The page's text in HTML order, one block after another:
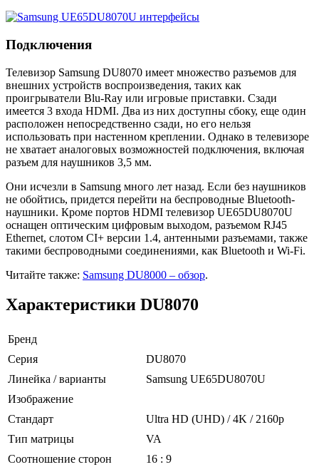
Подключения
Телевизор Samsung DU8070 имеет множество разъемов для
внешних устройств воспроизведения, таких как
проигрыватели Blu-Ray или игровые приставки. Сзади
имеется 3 входа HDMI. Два из них доступны сбоку, еще один
расположен непосредственно сзади, но его нельзя
использовать при настенном креплении. Однако в телевизоре
не хватает аналоговых возможностей подключения, включая
разъем для наушников 3,5 мм.
Они исчезли в Samsung много лет назад. Если без наушников
не обойтись, придется перейти на беспроводные Bluetooth-
наушники. Кроме портов HDMI телевизор UE65DU8070U
оснащен оптическим цифровым выходом, разъемом RJ45
Ethernet, слотом CI+ версии 1.4, антенными разъемами, также
такими беспроводными соединениями, как Bluetooth и Wi-Fi.
Читайте также: Samsung DU8000 – обзор.
Характеристики DU8070
Бренд
Серия
DU8070
Линейка / варианты
Samsung UE65DU8070U
Изображение
Стандарт
Ultra HD (UHD) / 4K / 2160p
Тип матрицы
VA
Соотношение сторон
16 : 9